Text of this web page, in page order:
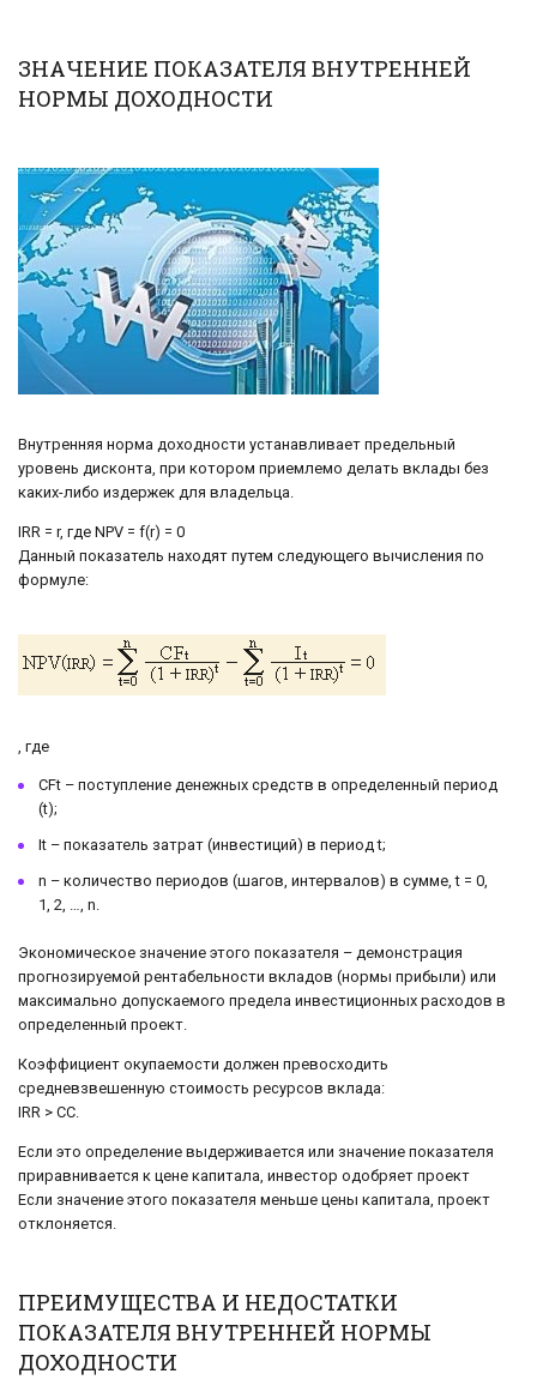
ЗНАЧЕНИЕ ПОКАЗАТЕЛЯ ВНУТРЕННЕЙ
НОРМЫ ДОХОДНОСТИ
Внутренняя норма доходности устанавливает предельный
уровень дисконта, при котором приемлемо делать вклады без
каких-либо издержек для владельца.
IRR = r, где NPV = f(r) = 0
Данный показатель находят путем следующего вычисления по
формуле:
, где
CFt – поступление денежных средств в определенный период
(t);
It – показатель затрат (инвестиций) в период t;
n – количество периодов (шагов, интервалов) в сумме, t = 0,
1, 2, …, n.
Экономическое значение этого показателя – демонстрация
прогнозируемой рентабельности вкладов (нормы прибыли) или
максимально допускаемого предела инвестиционных расходов в
определенный проект.
Коэффициент окупаемости должен превосходить
средневзвешенную стоимость ресурсов вклада:
IRR > CC.
Если это определение выдерживается или значение показателя
приравнивается к цене капитала, инвестор одобряет проект
Если значение этого показателя меньше цены капитала, проект
отклоняется.
ПРЕИМУЩЕСТВА И НЕДОСТАТКИ
ПОКАЗАТЕЛЯ ВНУТРЕННЕЙ НОРМЫ
ДОХОДНОСТИ